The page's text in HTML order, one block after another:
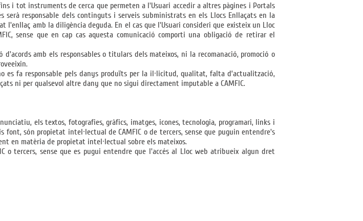
i tot instruments de cerca que permeten a l'Usuari accedir a altres pàgines i Portals
serà responsable dels continguts i serveis subministrats en els Llocs Enllaçats en la
amb la diligència deguda. En el cas que l'Usuari consideri que existeix un Lloc
sense que en cap cas aquesta comunicació comporti una obligació de retirar el
amb els responsables o titulars dels mateixos, ni la recomanació, promoció o
es fa responsable pels danys produïts per la il·licitud, qualitat, falta d’actualització,
ni per qualsevol altre dany que no sigui directament imputable a CAMFIC.
els textos, fotografies, gràfics, imatges, icones, tecnologia, programari, links i
són propietat intel·lectual de CAMFIC o de tercers, sense que puguin entendre's
en matèria de propietat intel·lectual sobre els mateixos.
o tercers, sense que es pugui entendre que l'accés al Lloc web atribueix algun dret